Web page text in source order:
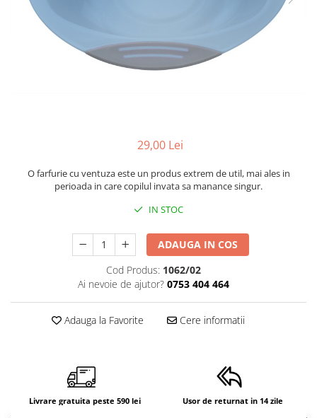
Covorase baie
Inaltatoare antiderapante
Olite antiderapante muzicale
Olite tip scaunel simple
Reductoare antiderapante
Seturi cadite 86 cm
Seturi cadite anatomice
Suporti anatomici plastic
Suporti anatomici textili
Camera copilului
Accesorii patuturi
29,00 Lei
O farfurie cu ventuza este un produs extrem de util, mai ales in
perioada in care copilul invata sa manance singur.
IN STOC
ADAUGA IN COS
Cod Produs: 1062/02
Ai nevoie de ajutor? 0753 404 464
Adauga la Favorite Cere informatii
Livrare gratuita peste 590 lei Usor de returnat in 14 zile